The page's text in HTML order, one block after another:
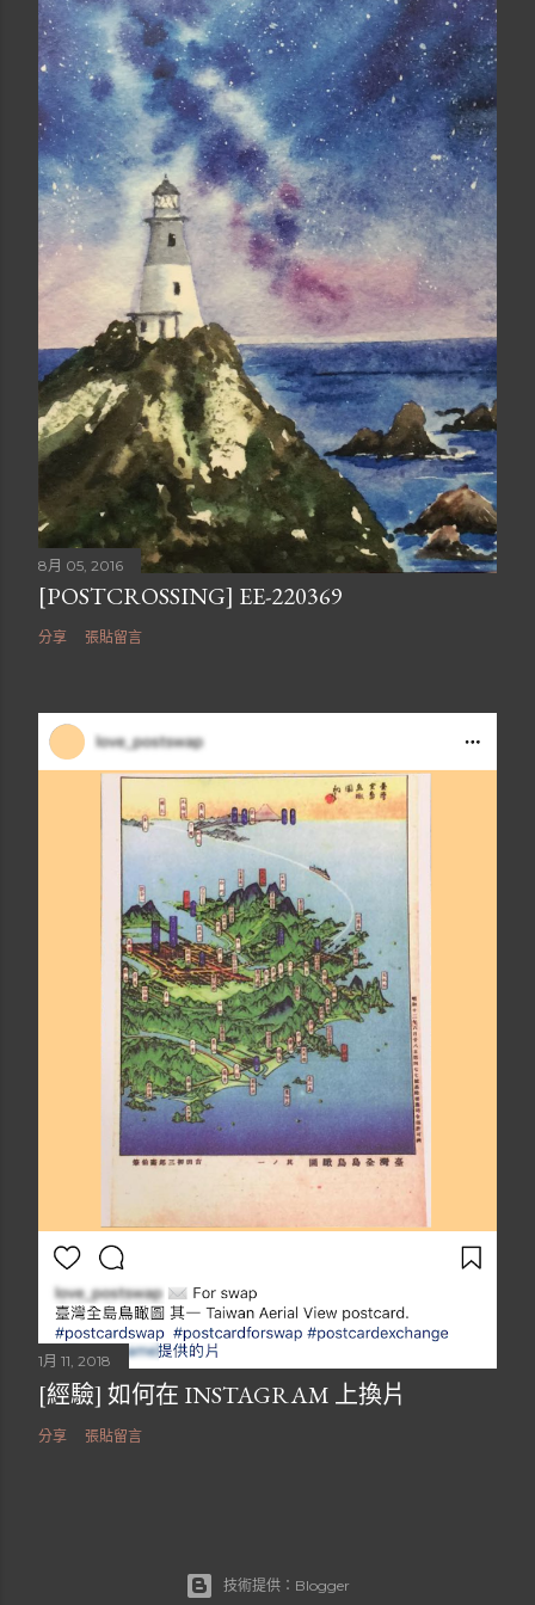
8月 05, 2016
[POSTCROSSING] EE-220369
分享 張貼留言
1月 11, 2018
[經驗] 如何在 INSTAGRAM 上換片
分享 張貼留言
技術提供：Blogger